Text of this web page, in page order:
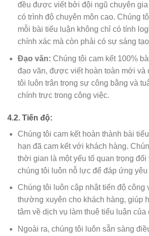
đều được viết bởi đội ngũ chuyên
có trình độ chuyên môn cao. Chúng
mỗi bài tiểu luận không chỉ có tính
chính xác mà còn phải có sự sáng
Đạo văn: Chúng tôi cam kết 100%
đạo văn, được viết hoàn toàn mới và
tôi luôn trân trọng sự công bằng và
chính trực trong công việc.
4.2. Tiến độ:
Chúng tôi cam kết hoàn thành bài
hạn đã cam kết với khách hàng.
thời gian là một yếu tố quan trọng
chúng tôi luôn nỗ lực để đáp ứng yêu
Chúng tôi luôn cập nhật tiến độ công
thường xuyên cho khách hàng, giúp
tâm về dịch vụ làm thuê tiểu luận của
Ngoài ra, chúng tôi luôn sẵn sàng